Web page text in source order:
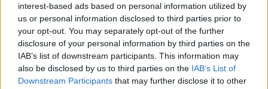
interest-based ads based on personal information utilized by
us or personal information disclosed to third parties prior to
your opt-out. You may separately opt-out of the further
disclosure of your personal information by third parties on the
IAB’s list of downstream participants. This information may
also be disclosed by us to third parties on the IAB’s List of
Downstream Participants that may further disclose it to other
Διατροφή
Υγεία